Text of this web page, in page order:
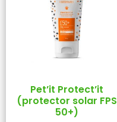
Pet’it Protect’it
(protector solar FPS
50+)